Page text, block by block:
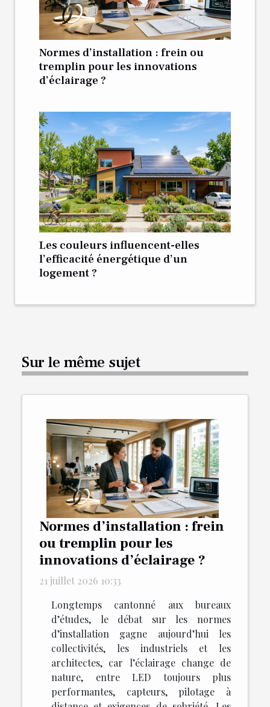
Normes d’installation : frein ou
tremplin pour les innovations
d’éclairage ?
Les couleurs influencent-elles
l’efficacité énergétique d’un
logement ?
Sur le même sujet
Normes d’installation : frein
ou tremplin pour les
innovations d’éclairage ?
21 juillet 2026 10:33
Longtemps cantonné aux bureaux
d’études, le débat sur les normes
d’installation gagne aujourd’hui les
collectivités, les industriels et les
architectes, car l’éclairage change de
nature, entre LED toujours plus
performantes, capteurs, pilotage à